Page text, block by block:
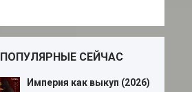
ПОПУЛЯРНЫЕ СЕЙЧАС
Империя как выкуп (2026)